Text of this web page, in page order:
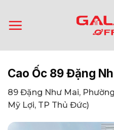
qua
nội
Cao Ốc 89 Đặng
89 Đặng Như Mai,
Mỹ Lợi, TP Thủ Đức)